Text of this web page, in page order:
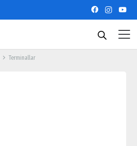
Terminallar